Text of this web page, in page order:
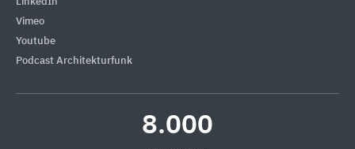
LinkedIn
Vimeo
Youtube
Podcast Architekturfunk
8.000